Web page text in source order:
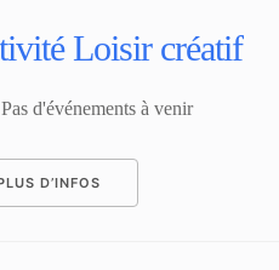
Loisir créatif
Pas d'événements à venir
D’INFOS